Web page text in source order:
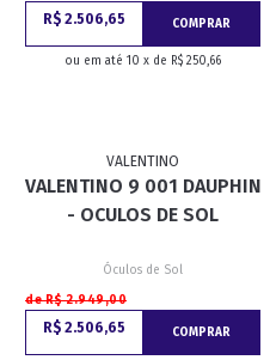
R$ 2.506,65 COMPRAR
ou em até 10 x de R$ 250,66
VALENTINO
VALENTINO 9 001 DAUPHIN
- OCULOS DE SOL
Óculos de Sol
de R$ 2.949,00
R$ 2.506,65 COMPRAR